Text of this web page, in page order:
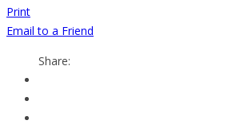
Print
Email to a Friend
Share: